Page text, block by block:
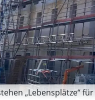
„Lebensplätze“